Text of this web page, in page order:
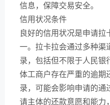
信息，保障交易安全。
信用状况条件
良好的信用状况是申请拉
一。拉卡拉会通过多种渠
录，包括但不限于人民银
体工商户存在严重的逾期
录，可能会影响申请的通
请主体的还款意愿和能力